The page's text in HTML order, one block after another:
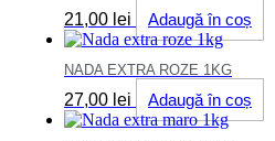
21,00 lei Adaugă în coș
NADA EXTRA ROZE 1KG
27,00 lei Adaugă în coș